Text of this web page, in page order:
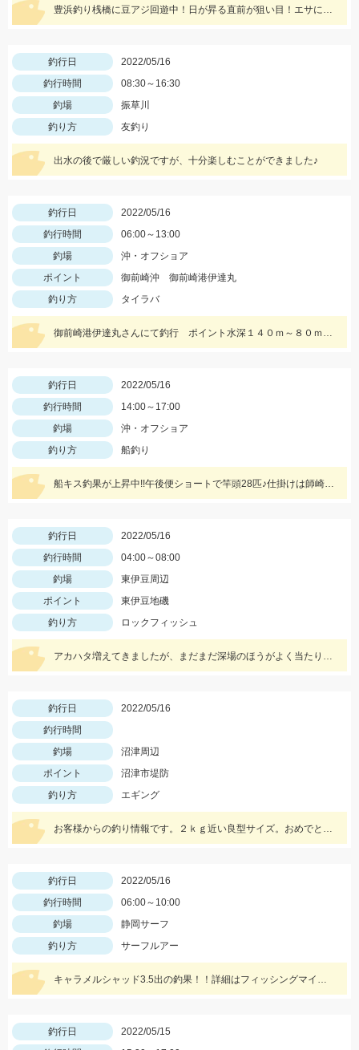
豊浜釣り桟橋に豆アジ回遊中！日が昇る直前が狙い目！エサには冷凍アミエビ＆王道アジを使用しました！
釣行日
2022/05/16
釣行時間
08:30～16:30
釣場
振草川
釣り方
友釣り
出水の後で厳しい釣況ですが、十分楽しむことができました♪
釣行日
2022/05/16
釣行時間
06:00～13:00
釣場
沖・オフショア
ポイント
御前崎沖 御前崎港伊達丸
釣り方
タイラバ
御前崎港伊達丸さんにて釣行 ポイント水深１４０ｍ～８０ｍ 浮き気味のやる気のある真鯛を探す釣り方でした。
釣行日
2022/05/16
釣行時間
14:00～17:00
釣場
沖・オフショア
釣り方
船釣り
船キス釣果が上昇中!!午後便ショートで竿頭28匹♪仕掛けは師崎沖限定船キス仕掛け7号です♪
釣行日
2022/05/16
釣行時間
04:00～08:00
釣場
東伊豆周辺
ポイント
東伊豆地磯
釣り方
ロックフィッシュ
アカハタ増えてきましたが、まだまだ深場のほうがよく当たります。 一誠ジャコバグ3.2インチのテキサスリグでヒット。
釣行日
2022/05/16
釣行時間
釣場
沼津周辺
ポイント
沼津市堤防
釣り方
エギング
お客様からの釣り情報です。２ｋｇ近い良型サイズ。おめでとうございます。
釣行日
2022/05/16
釣行時間
06:00～10:00
釣場
静岡サーフ
釣り方
サーフルアー
キャラメルシャッド3.5出の釣果！！詳細はフィッシングマイスターブログにて近日中公開です。
釣行日
2022/05/15